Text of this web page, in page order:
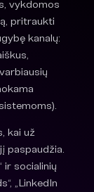
vykdomos
pritraukti
kanalų:
kai už
paspaudžia.
ir socialinių
„LinkedIn